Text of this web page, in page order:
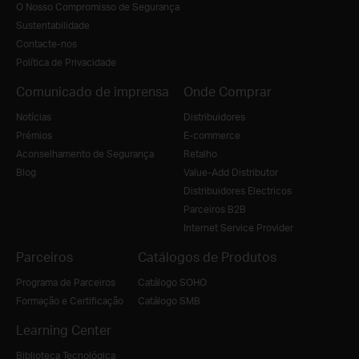
O Nosso Compromisso de Segurança
Sustentabilidade
Contacte-nos
Política de Privacidade
Comunicado de imprensa
Notícias
Prémios
Aconselhamento de Segurança
Blog
Onde Comprar
Distribuidores
E-commerce
Retalho
Value-Add Distributor
Distribuidores Electricos
Parceiros B2B
Internet Service Provider
Parceiros
Programa de Parceiros
Formação e Certificação
Catálogos de Produtos
Catálogo SOHO
Catálogo SMB
Learning Center
Biblioteca Tecnológica